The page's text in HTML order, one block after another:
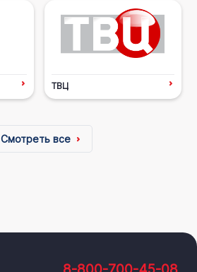
ТВЦ
Смотреть все